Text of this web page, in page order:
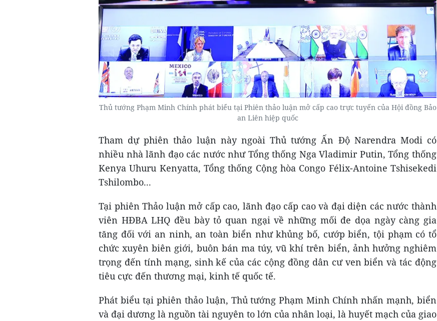
Thủ tướng Phạm Minh Chính phát biểu tại Phiên thảo luận mở cấp cao trực tuyến của Hội đồng Bảo
an Liên hiệp quốc
Tham dự phiên thảo luận này ngoài Thủ tướng Ấn Độ Narendra Modi có
nhiều nhà lãnh đạo các nước như Tổng thống Nga Vladimir Putin, Tổng thống
Kenya Uhuru Kenyatta, Tổng thống Cộng hòa Congo Félix-Antoine Tshisekedi
Tshilombo...
Tại phiên Thảo luận mở cấp cao, lãnh đạo cấp cao và đại diện các nước thành
viên HĐBA LHQ đều bày tỏ quan ngại về những mối đe dọa ngày càng gia
tăng đối với an ninh, an toàn biển như khủng bố, cướp biển, tội phạm có tổ
chức xuyên biên giới, buôn bán ma túy, vũ khí trên biển, ảnh hưởng nghiêm
trọng đến tính mạng, sinh kế của các cộng đồng dân cư ven biển và tác động
tiêu cực đến thương mại, kinh tế quốc tế.
Phát biểu tại phiên thảo luận, Thủ tướng Phạm Minh Chính nhấn mạnh, biển
và đại dương là nguồn tài nguyên to lớn của nhân loại, là huyết mạch của giao